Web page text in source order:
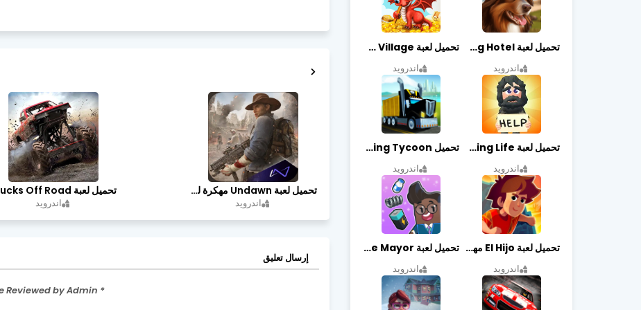
تحميل لعبة Undawn مهكرة للأندرويد أخر إصدار | تحميل مباشر + موارد غير محدودة
اندرويد اندرويد
إرسال تعليق
* Please Don't Spam Here. All the Comments are Reviewed by Admin.
تحميل لعبة Dog Hotel مهكرة أخر إصدار
اندرويد
تحميل لعبة Dragon Village مهكرة أخر إصدار
اندرويد
تحميل لعبة Begging Life مهكرة أخر إصدار
اندرويد
تحميل Transit King Tycoon مهكرة أخر إصدار
اندرويد
تحميل لعبة El Hijo مهكرة أخر إصدار
اندرويد
تحميل لعبة Merge Mayor مهكرة أخر إصدار
اندرويد